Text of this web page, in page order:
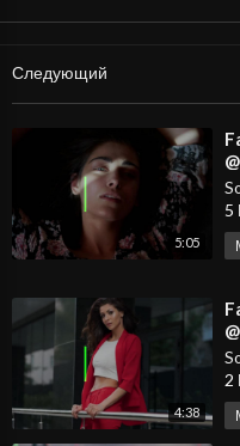
Следующий
5:05
5
4:38
2